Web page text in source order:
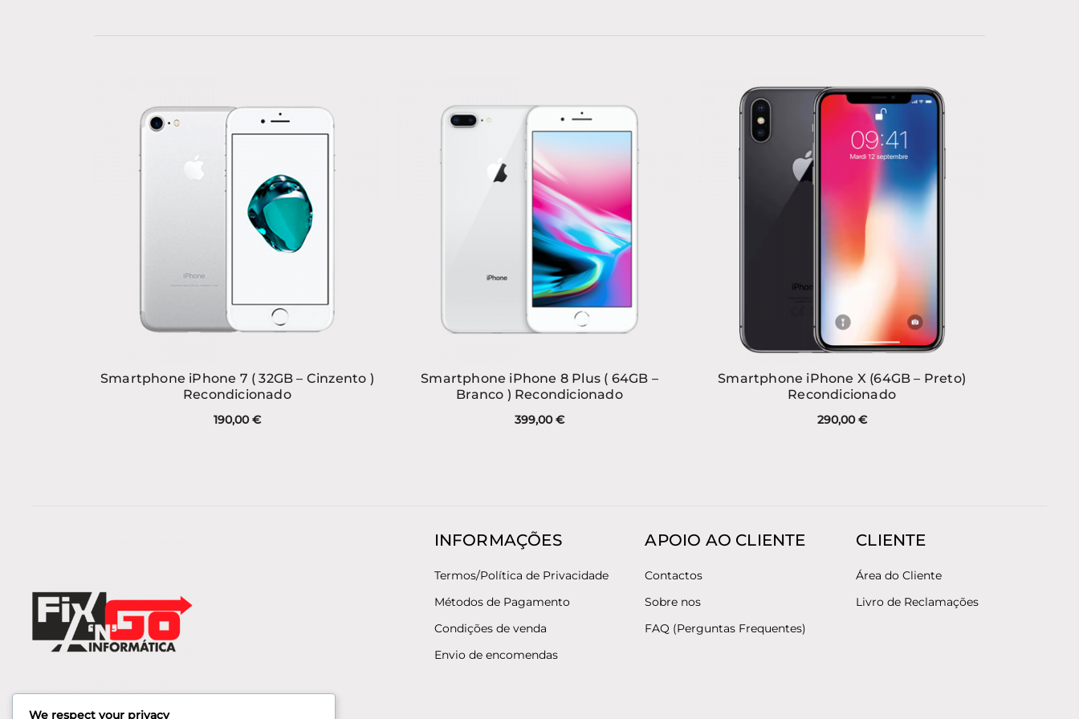
Smartphone iPhone 7 ( 32GB – Cinzento )
Recondicionado
190,00€
Smartphone iPhone 8 Plus ( 64GB –
Branco ) Recondicionado
399,00€
Smartphone iPhone X (64GB – Preto)
Recondicionado
290,00€
INFORMAÇÕES
Termos/Política de Privacidade
Métodos de Pagamento
Condições de venda
Envio de encomendas
APOIO AO CLIENTE
Contactos
Sobre nos
FAQ (Perguntas Frequentes)
CLIENTE
Área do Cliente
Livro de Reclamações
We respect your privacy